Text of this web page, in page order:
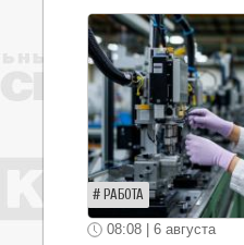
РАБОТА
08:08 | 6 августа